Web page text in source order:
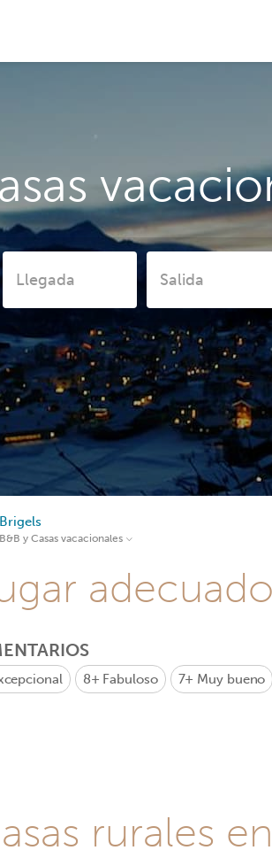
Brigels
B&B y Casas vacacionales
8+ Fabuloso 7+ Muy bueno
rurales